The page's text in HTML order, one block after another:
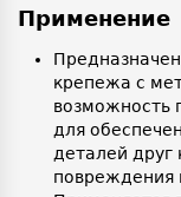
Применение
крепежа с
возможность
для
деталей друг
повреждения